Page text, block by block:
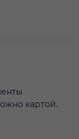
картой.